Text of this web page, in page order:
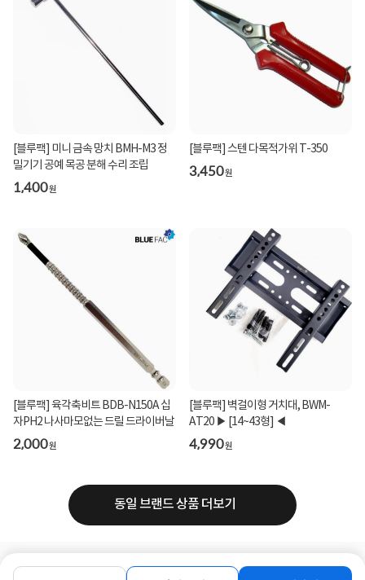
[블루팩] 미니 금속 망치 BMH-M3 정
밀기기 공예 목공 분해 수리 조립
1,400원
[블루팩] 스텐 다목적가위 T-350
3,450원
[블루팩] 육각축비트 BDB-N150A 십
자PH2 나사마모없는 드릴 드라이버날
2,000원
[블루팩] 벽걸이형 거치대, BWM-
AT20 ▶ [14~43형] ◀
4,990원
동일 브랜드 상품 더보기
로그인 공지사항오시는길회사소개PC버전